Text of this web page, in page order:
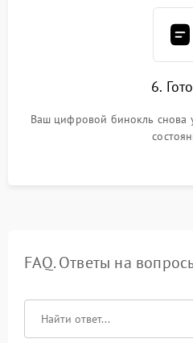
6.
Ваш цифровой бинокль снова
FAQ. Ответы на